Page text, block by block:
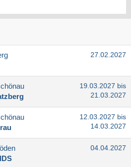
27.02.2027
19.03.2027 bis
21.03.2027
12.03.2027 bis
14.03.2027
04.04.2027